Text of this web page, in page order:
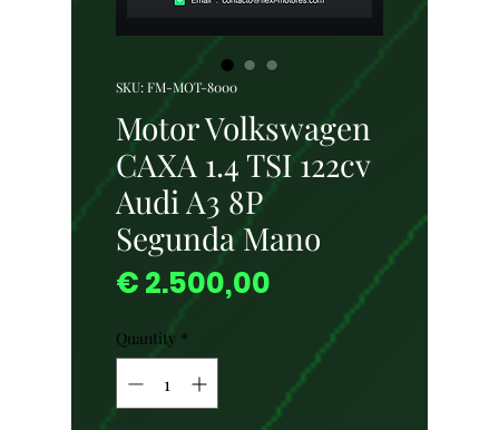
SKU: FM-MOT-8000
Motor Volkswagen
CAXA 1.4 TSI 122cv
Audi A3 8P
Segunda Mano
€ 2.500,00
Quantity *